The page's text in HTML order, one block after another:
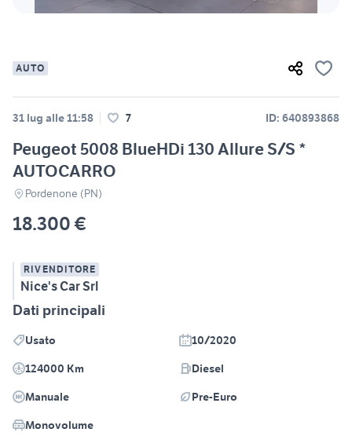
AUTO
31 lug alle 11:58 7 ID: 640893868
Peugeot 5008 BlueHDi 130 Allure S/S *
AUTOCARRO
Pordenone (PN)
18.300 €
RIVENDITORE
Nice's Car Srl
Dati principali
Usato
10/2020
124000 Km
Diesel
Manuale
Pre-Euro
Monovolume